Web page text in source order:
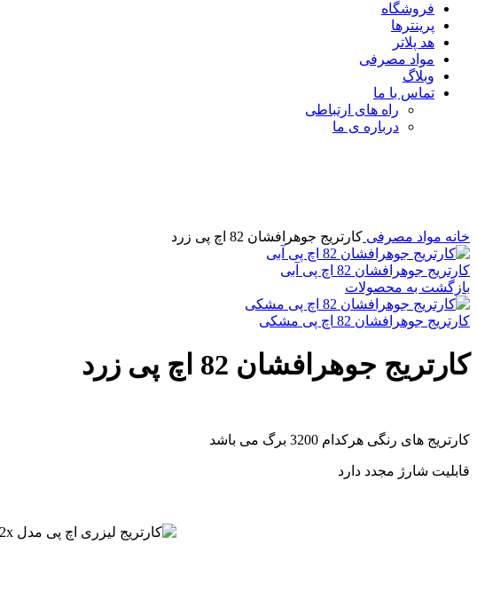
فروشگاه
پرینترها
هد پلاتر
مواد مصرفی
وبلاگ
تماس با ما
راه های ارتباطی
درباره ی ما
خانه مواد مصرفی کارتریج جوهرافشان 82 اچ پی زرد
کارتریج جوهرافشان 82 اچ پی آبی
بازگشت به محصولات
کارتریج جوهرافشان 82 اچ پی مشکی
کارتریج جوهرافشان 82 اچ پی زرد
کارتریج های رنگی هرکدام 3200 برگ می باشد
قابلیت شارژ مجدد دارد